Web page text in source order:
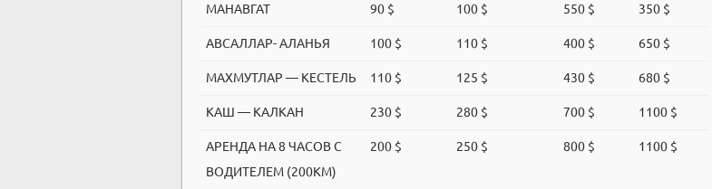
МАНАВГАТ 90 $ 100 $ 550 $ 350 $
АВСАЛЛАР- АЛАНЬЯ 100 $ 110 $ 400 $ 650 $
МАХМУТЛАР — КЕСТЕЛЬ 110 $ 125 $ 430 $ 680 $
КАШ — КАЛКАН 230 $ 280 $ 700 $ 1100 $
АРЕНДА НА 8 ЧАСОВ С
ВОДИТЕЛЕМ (200KM)
200 $ 250 $ 800 $ 1100 $